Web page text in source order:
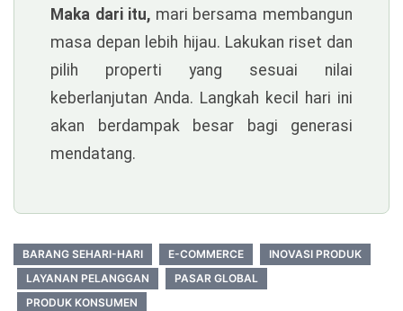
Maka dari itu, mari bersama membangun
masa depan lebih hijau. Lakukan riset dan
pilih properti yang sesuai nilai
keberlanjutan Anda. Langkah kecil hari ini
akan berdampak besar bagi generasi
mendatang.
BARANG SEHARI-HARI E-COMMERCE
INOVASI PRODUK
LAYANAN PELANGGAN
PASAR GLOBAL
PRODUK KONSUMEN